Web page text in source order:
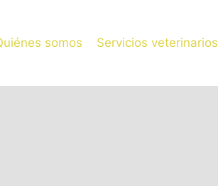
somos Servicios veterinarios